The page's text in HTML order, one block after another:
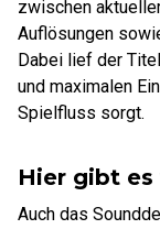
zwischen
Auflösungen
Dabei lief der
und maximalen
Spielfluss sorgt.
Hier gibt es
Auch das